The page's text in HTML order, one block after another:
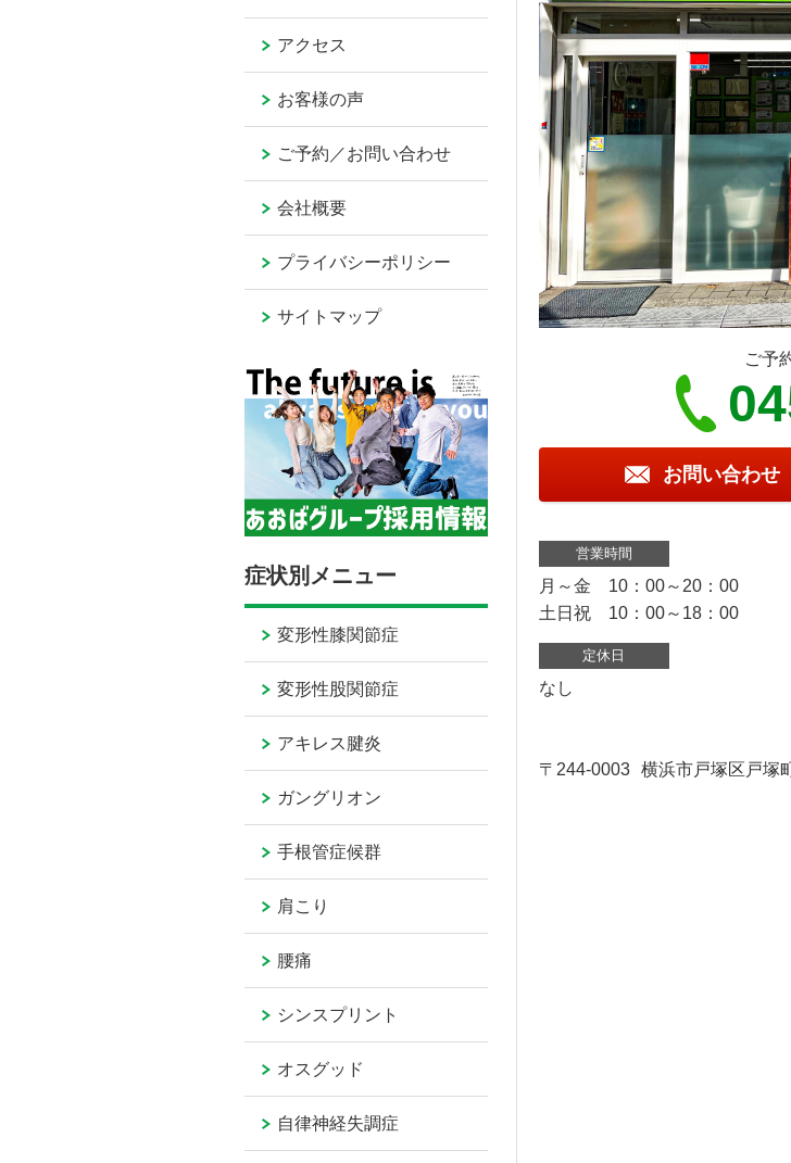
ご予
お問い合わせ
営業時間
月～金 10：00～20：00
土日祝 10：00～18：00
定休日
なし
〒244-0003 横浜市戸塚区戸塚
アクセス
お客様の声
ご予約／お問い合わせ
会社概要
プライバシーポリシー
サイトマップ
症状別メニュー
変形性膝関節症
変形性股関節症
アキレス腱炎
ガングリオン
手根管症候群
肩こり
腰痛
シンスプリント
オスグッド
自律神経失調症